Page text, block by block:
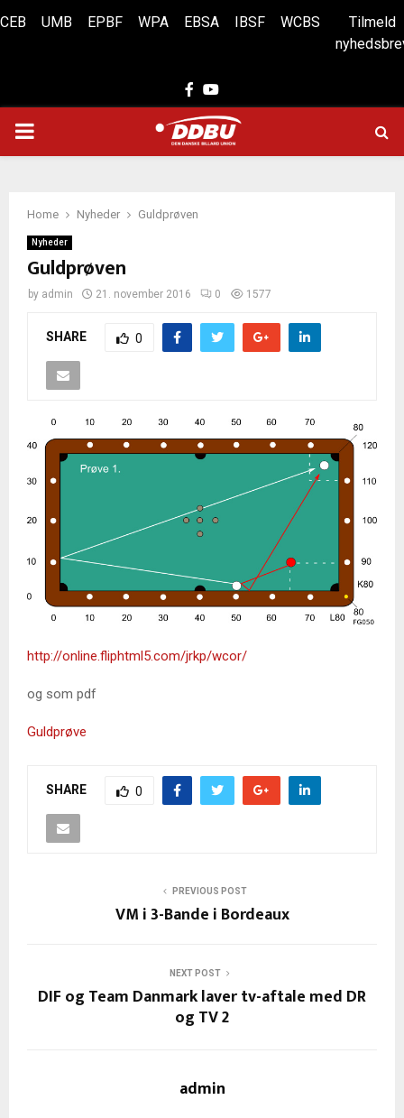
CEB UMB EPBF WPA EBSA IBSF WCBS
Tilmeld
Facebook
Youtube
PRIMARY
Home Nyheder Guldprøven
Nyheder
Guldprøven
by admin 21. november 2016 0 1577
SHARE 0
http://online.fliphtml5.com/jrkp/wcor/
og som pdf
Guldprøve
SHARE 0
PREVIOUS POST
VM i 3-Bande i Bordeaux
NEXT POST
DIF og Team Danmark laver tv-aftale med DR
og TV 2
admin